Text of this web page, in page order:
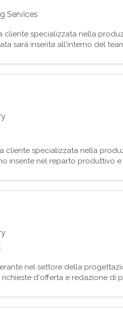
Services
cliente specializzata nella
sarà inserita all'interno del
produttivi. Attività principali:
cliente specializzata nella
inserite nel reparto
Eseguire le operazioni di rett
nel settore della
d'offerta e redazione di
al post-vendita; -